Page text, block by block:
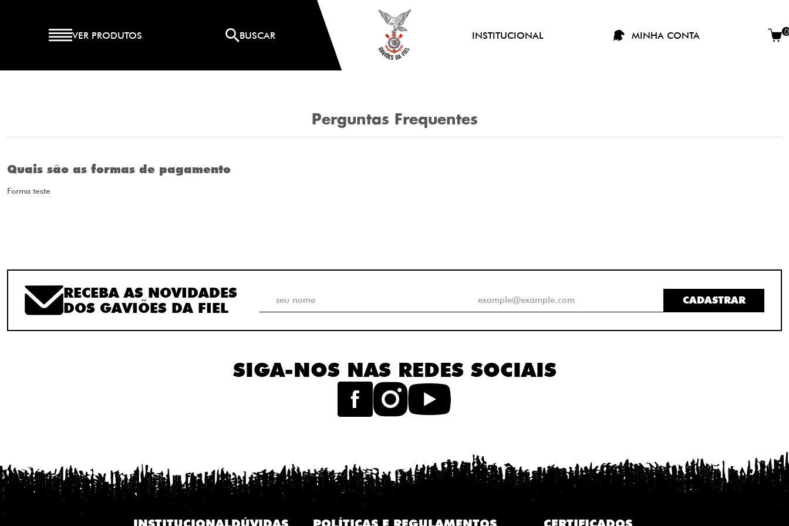
VER PRODUTOS BUSCAR INSTITUCIONAL MINHA CONTA 0
Perguntas Frequentes
Quais são as formas de pagamento
Forma teste
RECEBA AS NOVIDADES
DOS GAVIÕES DA FIEL
CADASTRAR
SIGA-NOS NAS REDES SOCIAIS